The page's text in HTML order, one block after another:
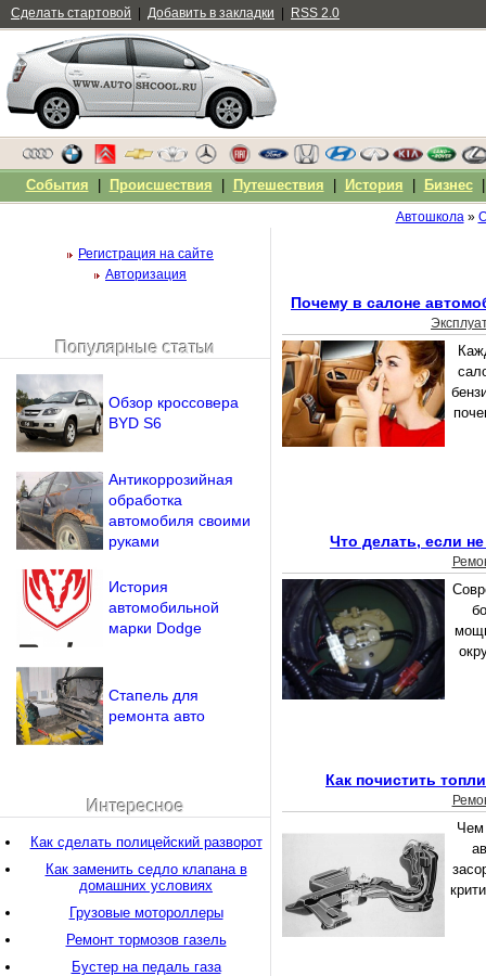
Автошкола»
Почему в салоне
Что делать, если
Как почистить
Чем
Регистрация на сайте
Авторизация
Популярные статьи
Обзор кроссовера
BYD S6
Антикоррозийная
обработка
автомобиля своими
руками
История
автомобильной
марки Dodge
Стапель для
ремонта авто
Интересное
Как сделать полицейский разворот
Как заменить седло клапана в
домашних условиях
Грузовые мотороллеры
Ремонт тормозов газель
Бустер на педаль газа
Сделать стартовой Добавить в закладки RSS 2.0
События Происшествия Путешествия История Бизнес